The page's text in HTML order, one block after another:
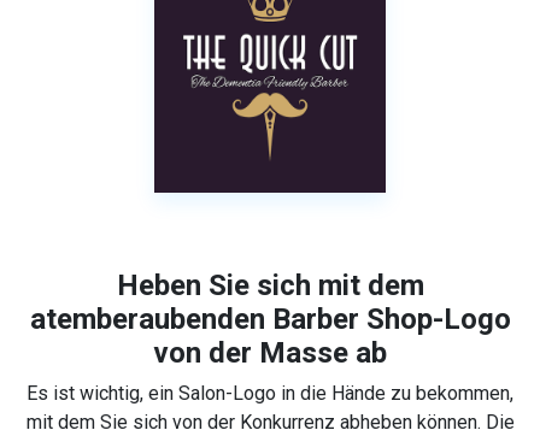
Heben Sie sich mit dem
atemberaubenden Barber Shop-Logo
von der Masse ab
Es ist wichtig, ein Salon-Logo in die Hände zu bekommen,
mit dem Sie sich von der Konkurrenz abheben können. Die